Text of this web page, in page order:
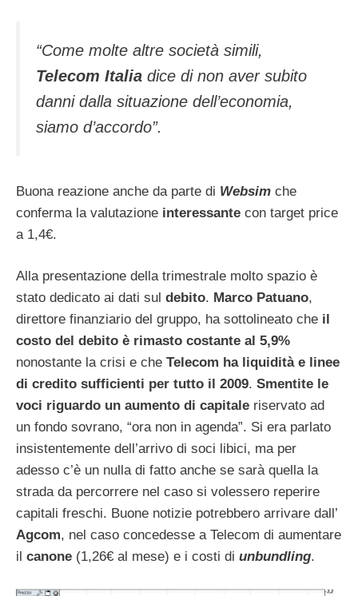
“Come molte altre società simili,
Telecom Italia dice di non aver subito
danni dalla situazione dell’economia,
siamo d’accordo”.
Buona reazione anche da parte di Websim che
conferma la valutazione interessante con target price
a 1,4€.
Alla presentazione della trimestrale molto spazio è
stato dedicato ai dati sul debito. Marco Patuano,
direttore finanziario del gruppo, ha sottolineato che il
costo del debito è rimasto costante al 5,9%
nonostante la crisi e che Telecom ha liquidità e linee
di credito sufficienti per tutto il 2009. Smentite le
voci riguardo un aumento di capitale riservato ad
un fondo sovrano, “ora non in agenda”. Si era parlato
insistentemente dell’arrivo di soci libici, ma per
adesso c’è un nulla di fatto anche se sarà quella la
strada da percorrere nel caso si volessero reperire
capitali freschi. Buone notizie potrebbero arrivare dall’
Agcom, nel caso concedesse a Telecom di aumentare
il canone (1,26€ al mese) e i costi di unbundling.